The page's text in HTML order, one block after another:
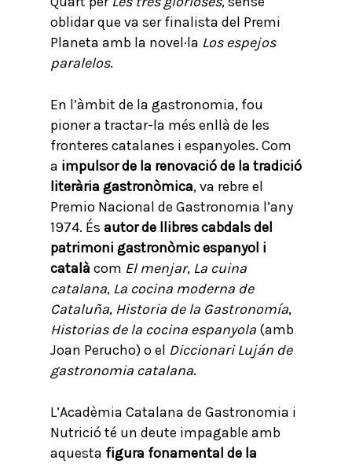
oblidar que va ser finalista del Premi
Planeta amb la novel·la Los espejos
paralelos.
En l’àmbit de la gastronomia, fou
pioner a tractar-la més enllà de les
fronteres catalanes i espanyoles. Com
a impulsor de la renovació de la tradició
literària gastronòmica, va rebre el
Premio Nacional de Gastronomia l’any
1974. És autor de llibres cabdals del
patrimoni gastronòmic espanyol i
català com El menjar, La cuina
catalana, La cocina moderna de
Cataluña, Historia de la Gastronomía,
Historias de la cocina espanyola (amb
Joan Perucho) o el Diccionari Luján de
gastronomia catalana.
L’Acadèmia Catalana de Gastronomia i
Nutrició té un deute impagable amb
aquesta figura fonamental de la